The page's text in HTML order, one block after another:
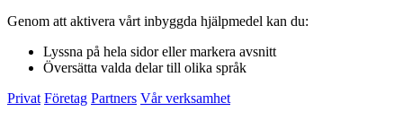
Genom att aktivera vårt inbyggda hjälpmedel kan du:
Lyssna på hela sidor eller markera avsnitt
Översätta valda delar till olika språk
Privat Företag Partners Vår verksamhet